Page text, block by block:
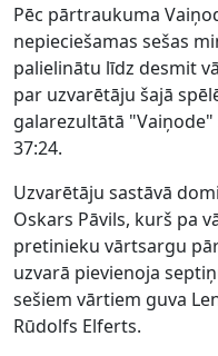
Pēc pārtraukuma
nepieciešamas sešas
palielinātu līdz desmit
par uzvarētāju šajā
galarezultātā
37:24.
Uzvarētāju sastāvā
Oskars Pāvils, kurš pa
pretinieku vārtsargu
uzvarā pievienoja
sešiem vārtiem guva
Rūdolfs Elferts.